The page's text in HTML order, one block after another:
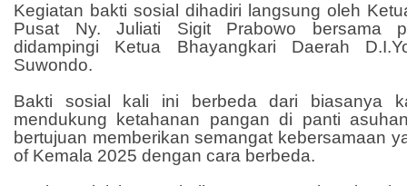
Kegiatan bakti sosial dihadiri langsung oleh
Pusat Ny. Juliati Sigit Prabowo bersama
didampingi Ketua Bhayangkari Daerah
Suwondo.
Bakti sosial kali ini berbeda dari biasanya
mendukung ketahanan pangan di panti
bertujuan memberikan semangat kebersamaan
of Kemala 2025 dengan cara berbeda.